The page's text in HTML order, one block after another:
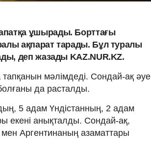
ұшырады. Борттағы
ақпарат тарады. Бұл туралы
деп жазады KAZ.NUR.KZ.
мәлімдеді. Сондай-ақ әуе
да расталды.
5 адам Үндістанның, 2 адам
екені анықталды. Сондай-ақ,
Аргентинаның азаматтары